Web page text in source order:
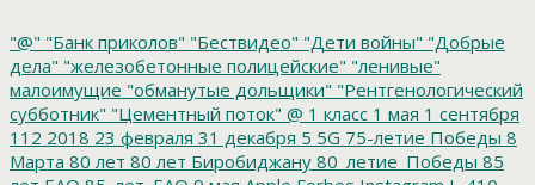
"@" "Банк приколов" "Бествидео" "Дети войны" "Добрые
дела" "железобетонные полицейские" "ленивые"
малоимущие "обманутые дольщики" "Рентгенологический
субботник" "Цементный поток" @ 1 класс 1 мая 1 сентября
112 2018 23 февраля 31 декабря 5 5G 75-летие Победы 8
Марта 80 лет 80 лет Биробиджану 80_летие_Победы 85